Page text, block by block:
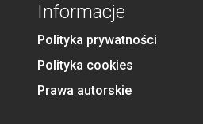
Informacje
Polityka prywatności
Polityka cookies
Prawa autorskie